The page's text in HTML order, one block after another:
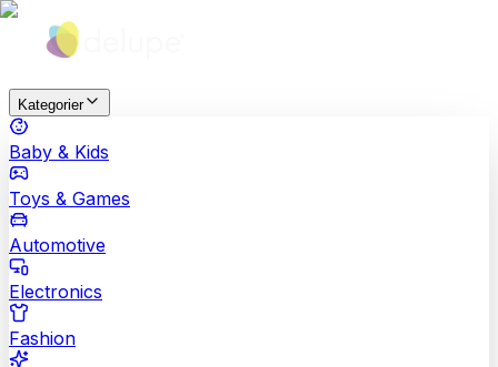
Kategorier
Baby & Kids
Toys & Games
Automotive
Electronics
Fashion